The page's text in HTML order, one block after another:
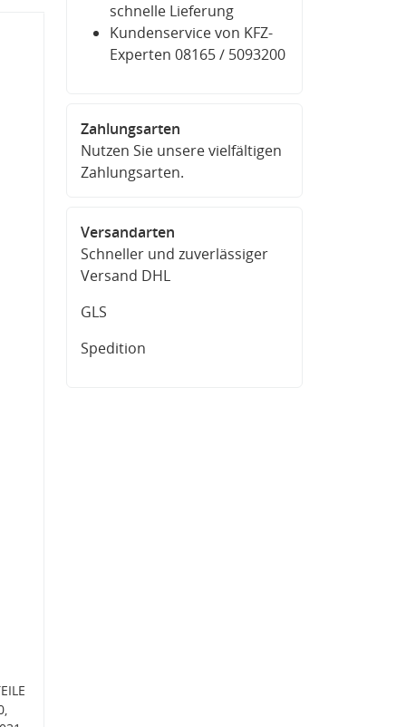
schnelle Lieferung
Kundenservice von KFZ-
Experten 08165 / 5093200
Zahlungsarten
Nutzen Sie unsere vielfältigen
Zahlungsarten.
Versandarten
Schneller und zuverlässiger
Versand DHL
GLS
Spedition